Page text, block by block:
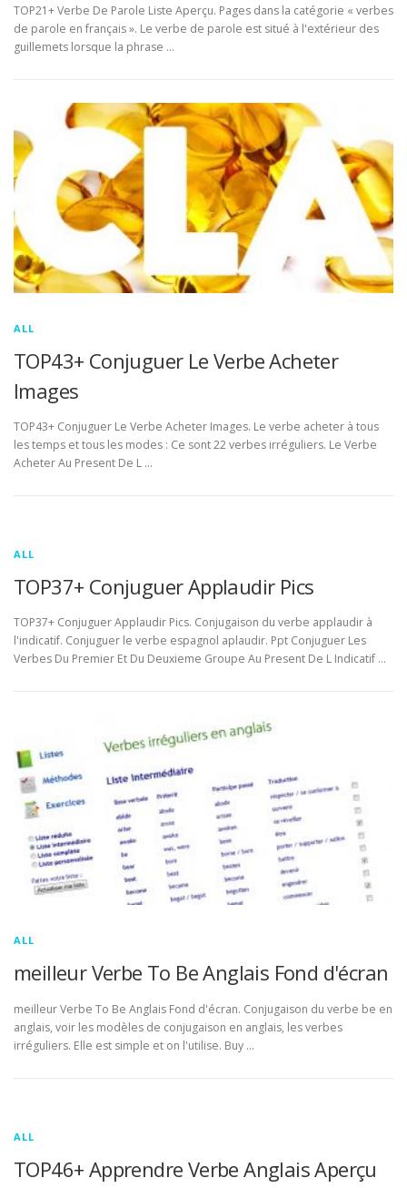
TOP21+ Verbe De Parole Liste Aperçu. Pages dans la catégorie « verbes
de parole en français ». Le verbe de parole est situé à l'extérieur des
guillemets lorsque la phrase …
ALL
TOP43+ Conjuguer Le Verbe Acheter
Images
TOP43+ Conjuguer Le Verbe Acheter Images. Le verbe acheter à tous
les temps et tous les modes : Ce sont 22 verbes irréguliers. Le Verbe
Acheter Au Present De L …
ALL
TOP37+ Conjuguer Applaudir Pics
TOP37+ Conjuguer Applaudir Pics. Conjugaison du verbe applaudir à
l'indicatif. Conjuguer le verbe espagnol aplaudir. Ppt Conjuguer Les
Verbes Du Premier Et Du Deuxieme Groupe Au Present De L Indicatif …
ALL
meilleur Verbe To Be Anglais Fond d'écran
meilleur Verbe To Be Anglais Fond d'écran. Conjugaison du verbe be en
anglais, voir les modèles de conjugaison en anglais, les verbes
irréguliers. Elle est simple et on l'utilise. Buy …
ALL
TOP46+ Apprendre Verbe Anglais Aperçu